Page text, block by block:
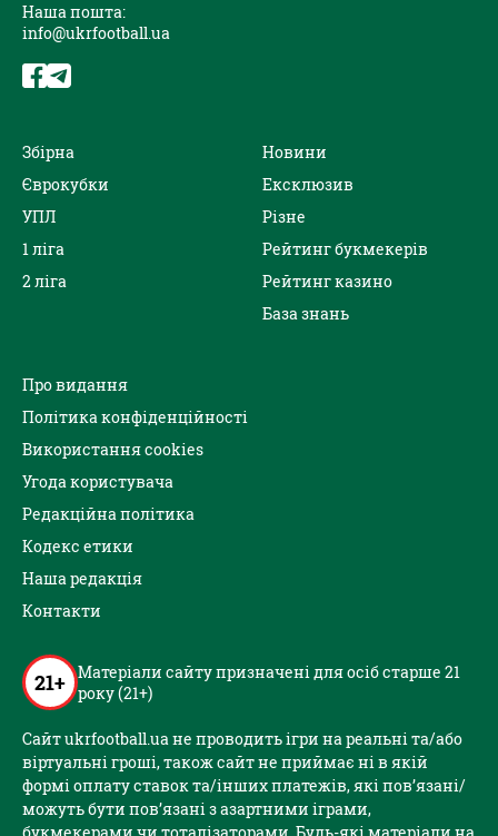
Наша пошта:
info@ukrfootball.ua
Збірна
Єврокубки
УПЛ
1 ліга
2 ліга
Новини
Ексклюзив
Різне
Рейтинг букмекерів
Рейтинг казино
База знань
Про видання
Політика конфіденційності
Використання cookies
Угода користувача
Редакційна політика
Кодекс етики
Наша редакція
Контакти
21+ Матеріали сайту призначені для осіб старше 21
року (21+)
Сайт ukrfootball.ua не проводить ігри на реальні та/або
віртуальні гроші, також сайт не приймає ні в якій
формі оплату ставок та/інших платежів, які пов’язані/
можуть бути пов’язані з азартними іграми,